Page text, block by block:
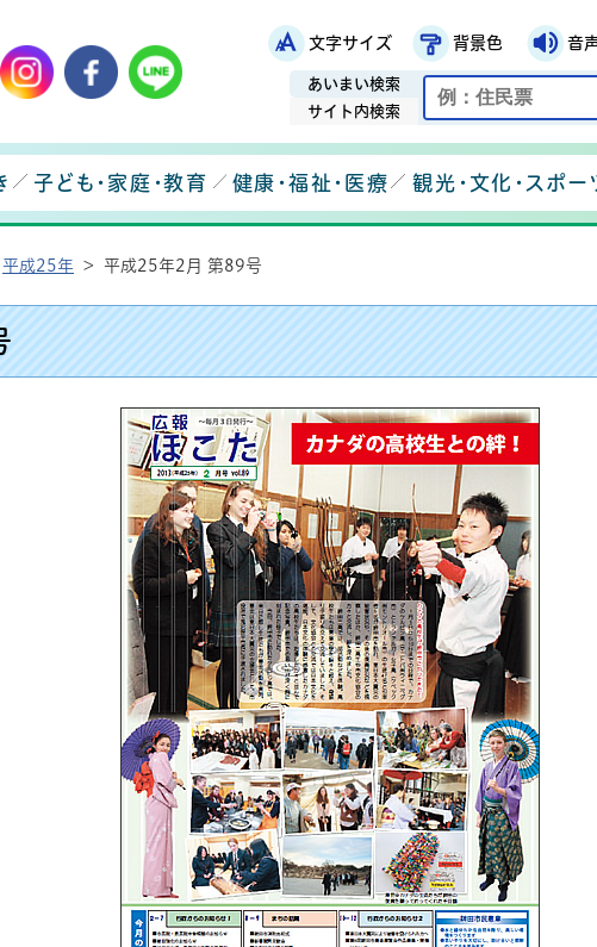
鉾田市役所ホームページ文字サイズ 背景色 音
あいまい検索
サイト内検索
鉾田市メールマガジン鉾田市公式Instagram
鉾田市公式Facebook
鉾田市公式LINE
子ども・家庭・教育 健康・福祉・医療 観光・文化・スポー
平成25年 > 平成25年2月 第89号